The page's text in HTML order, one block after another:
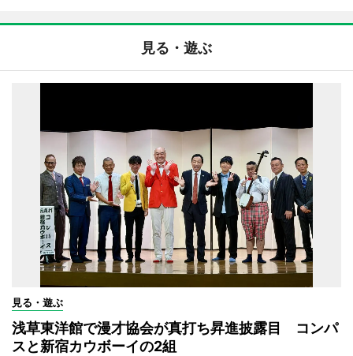
見る・遊ぶ
見る・遊ぶ
浅草東洋館で漫才協会が真打ち昇進披露目 コンパ
スと新宿カウボーイの2組